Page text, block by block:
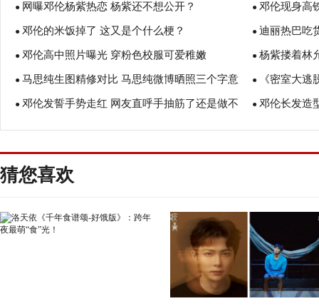
风”的！
● 网曝邓伦杨紫热恋 杨紫还不想公开？ ● 邓伦现身高
● 邓伦的米饭掉了 这又是个什么梗？ ● 迪丽热巴吃
梯吻”甜到炸
● 邓伦高中照片曝光 穿粉色校服可爱稚嫩 ● 杨紫搂着林
手的？ 杨紫
● 马思纯生图精修对比 马思纯微博晒照三个字意
味深长否认与邓伦恋情
● 《密室大
发心脏疼
● 邓伦发誓手势走红 网友直呼手抽筋了还是做不
到！
● 邓伦长发造
疼！
猜您喜欢